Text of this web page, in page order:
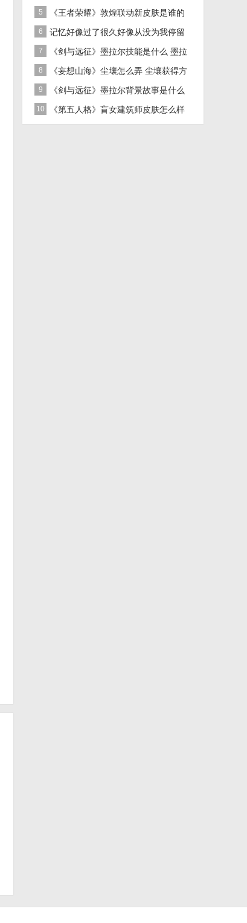
集分布地点位置介绍
5
《王者荣耀》敦煌联动新皮肤是谁的
女娲敦煌联动新皮肤爆料
6
记忆好像过了很久好像从没为我停留
是什么歌 歌曲记忆好像过了很久好像从没
为我停留
7
《剑与远征》墨拉尔技能是什么 墨拉
尔技能详细介绍
8
《妄想山海》尘壤怎么弄 尘壤获得方
法介绍
9
《剑与远征》墨拉尔背景故事是什么
神魔英雄墨拉尔背景故事介绍
10
《第五人格》盲女建筑师皮肤怎么样